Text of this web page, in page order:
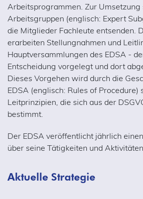
Arbeitsprogrammen. Zur Umsetzung
Arbeitsgruppen (englisch: Expert
die Mitglieder Fachleute entsenden.
erarbeiten Stellungnahmen und
Hauptversammlungen des EDSA -
Entscheidung vorgelegt und dort
Dieses Vorgehen wird durch die
EDSA (englisch: Rules of Procedure)
Leitprinzipien, die sich aus der
bestimmt.
Der EDSA veröffentlicht jährlich
über seine Tätigkeiten und
Aktuelle Strategie